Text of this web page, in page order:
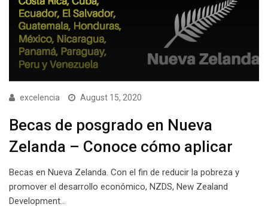
excelencia August 15, 2020
Becas de posgrado en Nueva
Zelanda – Conoce cómo aplicar
Becas en Nueva Zelanda. Con el fin de reducir la pobreza y
promover el desarrollo económico, NZDS, New Zealand
Development…